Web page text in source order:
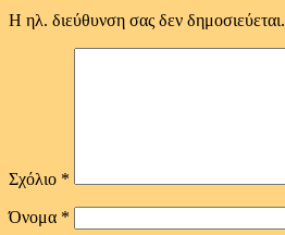
Η ηλ. διεύθυνση σας δεν δημοσιεύεται.
Σχόλιο *
Όνομα *